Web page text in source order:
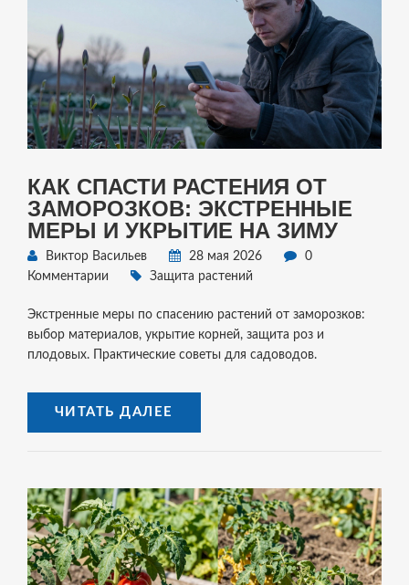
КАК СПАСТИ РАСТЕНИЯ ОТ
ЗАМОРОЗКОВ: ЭКСТРЕННЫЕ
МЕРЫ И УКРЫТИЕ НА ЗИМУ
Виктор Васильев 28 мая 2026
0
Комментарии
Защита растений
Экстренные меры по спасению растений от заморозков:
выбор материалов, укрытие корней, защита роз и
плодовых. Практические советы для садоводов.
ЧИТАТЬ ДАЛЕЕ